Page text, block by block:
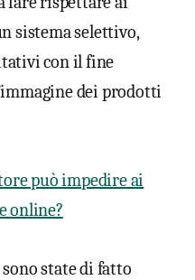
sistema selettivo,
con il fine
dei prodotti
può impedire ai
online?
state di fatto